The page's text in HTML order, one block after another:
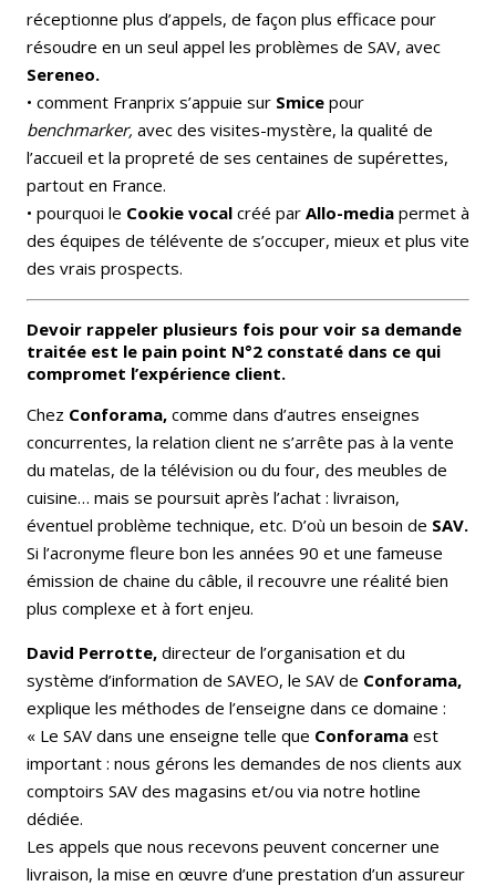
réceptionne plus d’appels, de façon plus efficace pour
résoudre en un seul appel les problèmes de SAV, avec
Sereneo.
• comment Franprix s’appuie sur Smice pour
benchmarker, avec des visites-mystère, la qualité de
l’accueil et la propreté de ses centaines de supérettes,
partout en France.
• pourquoi le Cookie vocal créé par Allo-media permet à
des équipes de télévente de s’occuper, mieux et plus vite
des vrais prospects.
Devoir rappeler plusieurs fois pour voir sa demande
traitée est le pain point N°2 constaté dans ce qui
compromet l’expérience client.
Chez Conforama, comme dans d’autres enseignes
concurrentes, la relation client ne s’arrête pas à la vente
du matelas, de la télévision ou du four, des meubles de
cuisine… mais se poursuit après l’achat : livraison,
éventuel problème technique, etc. D’où un besoin de SAV.
Si l’acronyme fleure bon les années 90 et une fameuse
émission de chaine du câble, il recouvre une réalité bien
plus complexe et à fort enjeu.
David Perrotte, directeur de l’organisation et du
système d’information de SAVEO, le SAV de Conforama,
explique les méthodes de l’enseigne dans ce domaine :
« Le SAV dans une enseigne telle que Conforama est
important : nous gérons les demandes de nos clients aux
comptoirs SAV des magasins et/ou via notre hotline
dédiée.
Les appels que nous recevons peuvent concerner une
livraison, la mise en œuvre d’une prestation d’un assureur